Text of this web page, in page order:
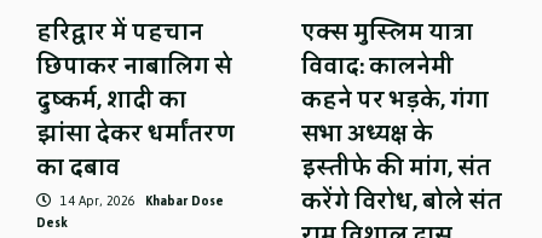
हरिद्वार में पहचान
छिपाकर नाबालिग से
दुष्कर्म, शादी का
झांसा देकर धर्मांतरण
का दबाव
14 Apr, 2026 Khabar Dose
Desk
एक्स मुस्लिम यात्रा
विवाद: कालनेमी
कहने पर भड़के, गंगा
सभा अध्यक्ष के
इस्तीफे की मांग, संत
करेंगे विरोध, बोले संत